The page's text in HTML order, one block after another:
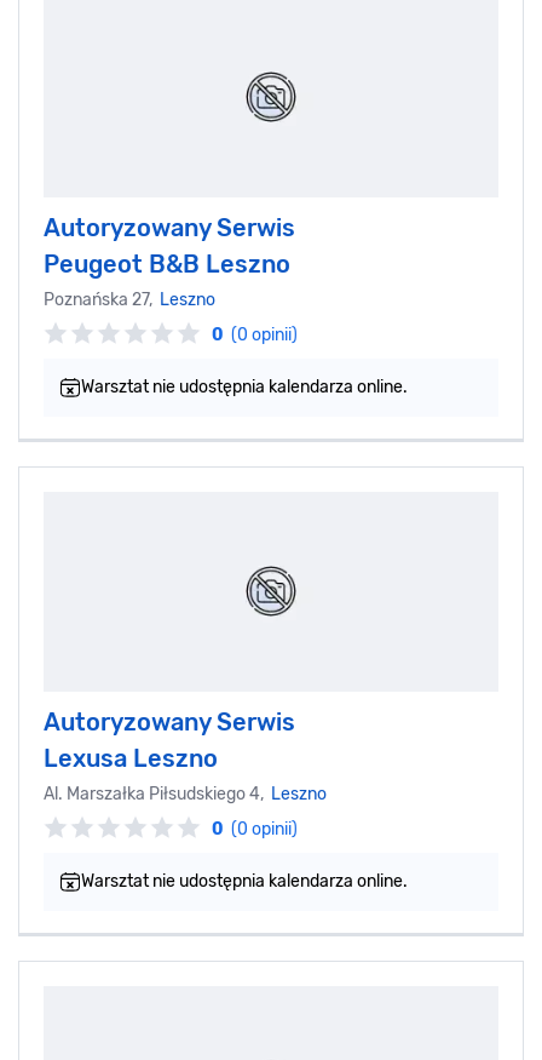
Autoryzowany Serwis
Peugeot B&B Leszno
Poznańska 27, Leszno
0 (0 opinii)
Warsztat nie udostępnia kalendarza online.
Autoryzowany Serwis
Lexusa Leszno
Al. Marszałka Piłsudskiego 4, Leszno
0 (0 opinii)
Warsztat nie udostępnia kalendarza online.